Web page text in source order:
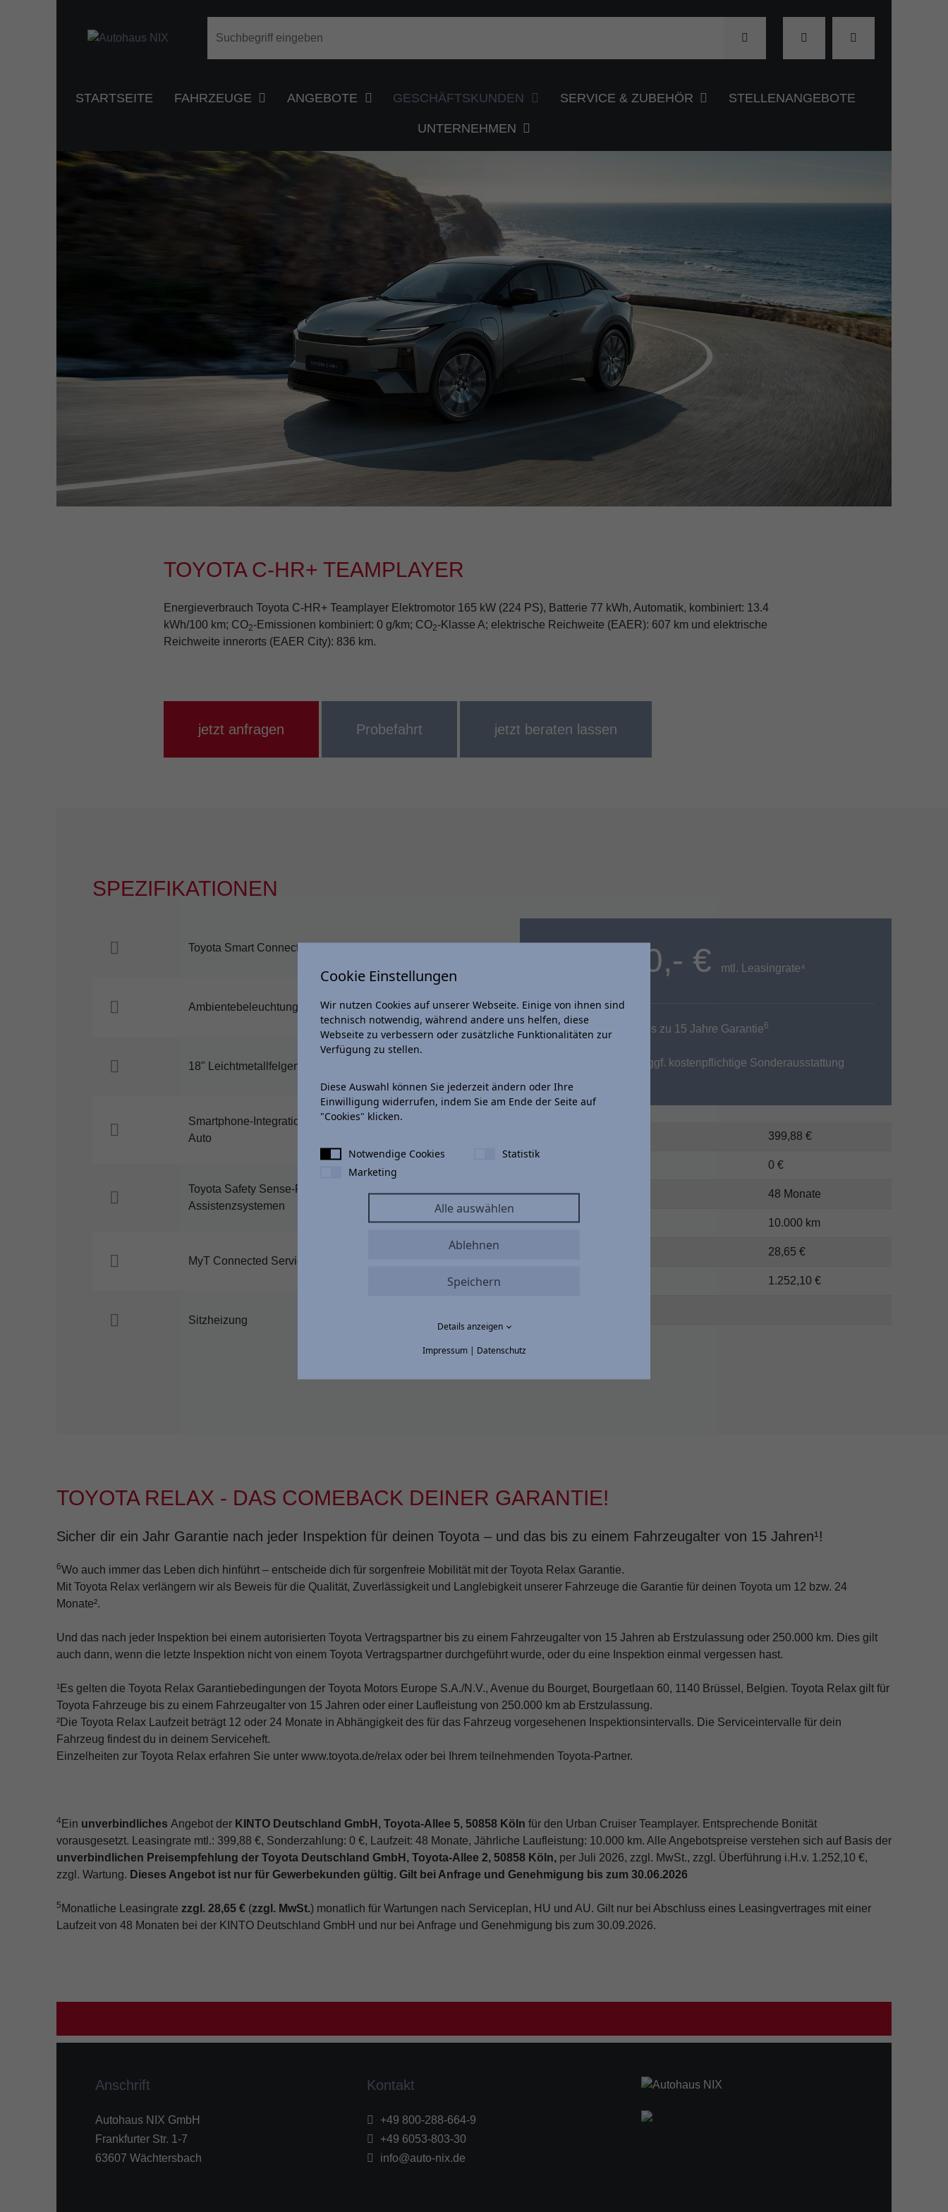
STARTSEITE FAHRZEUGE ANGEBOTE GESCHÄFTSKUNDEN SERVICE & ZUBEHÖR STELLENANGEBOTE
UNTERNEHMEN
TOYOTA C-HR+ TEAMPLAYER
Energieverbrauch Toyota C-HR+ Teamplayer Elektromotor 165 kW (224 PS), Batterie 77 kWh, Automatik, kombiniert: 13.4
kWh/100 km; CO2-Emissionen kombiniert: 0 g/km; CO2-Klasse A; elektrische Reichweite (EAER): 607 km und elektrische
Reichweite innerorts (EAER City): 836 km.
jetzt anfragen Probefahrt jetzt beraten lassen
SPEZIFIKATIONEN
Toyota Smart Connect mit Cloudnavigation
Ambientebeleuchtung
18" Leichtmetallfelgen
Smartphone-Integration, Apple Carplay & Android
Auto
Toyota Safety Sense-Paket mit vielen
Assistenzsystemen
MyT Connected Services
Sitzheizung
400,- € mtl. Leasingrate⁴
bis zu 15 Jahre Garantie6
Abbildung zeigt ggf. kostenpflichtige Sonderausstattung
399,88 €
0 €
Laufzeit 48 Monate
Jährliche Laufleistung 10.000 km
28,65 €
1.252,10 €
TOYOTA RELAX - DAS COMEBACK DEINER GARANTIE!
Sicher dir ein Jahr Garantie nach jeder Inspektion für deinen Toyota – und das bis zu einem Fahrzeugalter von 15 Jahren¹!
6Wo auch immer das Leben dich hinführt – entscheide dich für sorgenfreie Mobilität mit der Toyota Relax Garantie.
Mit Toyota Relax verlängern wir als Beweis für die Qualität, Zuverlässigkeit und Langlebigkeit unserer Fahrzeuge die Garantie für deinen Toyota um 12 bzw. 24
Monate².
Und das nach jeder Inspektion bei einem autorisierten Toyota Vertragspartner bis zu einem Fahrzeugalter von 15 Jahren ab Erstzulassung oder 250.000 km. Dies gilt
auch dann, wenn die letzte Inspektion nicht von einem Toyota Vertragspartner durchgeführt wurde, oder du eine Inspektion einmal vergessen hast.
¹Es gelten die Toyota Relax Garantiebedingungen der Toyota Motors Europe S.A./N.V., Avenue du Bourget, Bourgetlaan 60, 1140 Brüssel, Belgien. Toyota Relax gilt für
Toyota Fahrzeuge bis zu einem Fahrzeugalter von 15 Jahren oder einer Laufleistung von 250.000 km ab Erstzulassung.
²Die Toyota Relax Laufzeit beträgt 12 oder 24 Monate in Abhängigkeit des für das Fahrzeug vorgesehenen Inspektionsintervalls. Die Serviceintervalle für dein
Fahrzeug findest du in deinem Serviceheft.
Einzelheiten zur Toyota Relax erfahren Sie unter www.toyota.de/relax oder bei Ihrem teilnehmenden Toyota-Partner.
4 Ein unverbindliches Angebot der KINTO Deutschland GmbH, Toyota-Allee 5, 50858 Köln für den Urban Cruiser Teamplayer. Entsprechende Bonität
vorausgesetzt. Leasingrate mtl.: 399,88 €, Sonderzahlung: 0 €, Laufzeit: 48 Monate, Jährliche Laufleistung: 10.000 km. Alle Angebotspreise verstehen sich auf Basis der
unverbindlichen Preisempfehlung der Toyota Deutschland GmbH, Toyota-Allee 2, 50858 Köln, per Juli 2026, zzgl. MwSt., zzgl. Überführung i.H.v. 1.252,10 €,
zzgl. Wartung. Dieses Angebot ist nur für Gewerbekunden gültig. Gilt bei Anfrage und Genehmigung bis zum 30.06.2026
5 Monatliche Leasingrate zzgl. 28,65 € (zzgl. MwSt.) monatlich für Wartungen nach Serviceplan, HU und AU. Gilt nur bei Abschluss eines Leasingvertrages mit einer
Laufzeit von 48 Monaten bei der KINTO Deutschland GmbH und nur bei Anfrage und Genehmigung bis zum 30.09.2026.
Anschrift
Autohaus NIX GmbH
Frankfurter Str. 1-7
63607 Wächtersbach
Kontakt
+49 800-288-664-9
+49 6053-803-30
info@auto-nix.de
Cookie Einstellungen
Wir nutzen Cookies auf unserer Webseite. Einige von ihnen sind
technisch notwendig, während andere uns helfen, diese
Webseite zu verbessern oder zusätzliche Funktionalitäten zur
Verfügung zu stellen.
Diese Auswahl können Sie jederzeit ändern oder Ihre
Einwilligung widerrufen, indem Sie am Ende der Seite auf
"Cookies" klicken.
Notwendige Cookies
Statistik
Marketing
Alle auswählen
Ablehnen
Speichern
Details anzeigen
Impressum| Datenschutz